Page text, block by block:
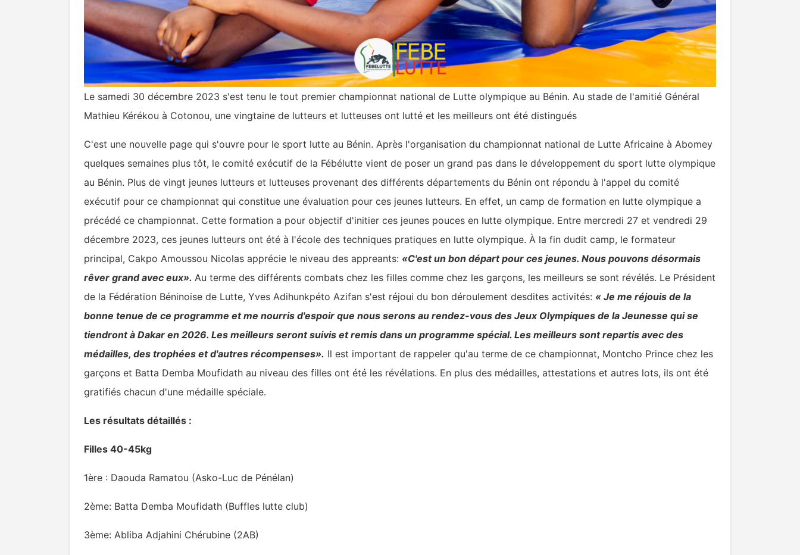
Le samedi 30 décembre 2023 s'est tenu le tout premier championnat national de Lutte olympique au Bénin. Au stade de l'amitié Général
Mathieu Kérékou à Cotonou, une vingtaine de lutteurs et lutteuses ont lutté et les meilleurs ont été distingués
C'est une nouvelle page qui s'ouvre pour le sport lutte au Bénin. Après l'organisation du championnat national de Lutte Africaine à Abomey
quelques semaines plus tôt, le comité exécutif de la Fébélutte vient de poser un grand pas dans le développement du sport lutte olympique
au Bénin. Plus de vingt jeunes lutteurs et lutteuses provenant des différents départements du Bénin ont répondu à l'appel du comité
exécutif pour ce championnat qui constitue une évaluation pour ces jeunes lutteurs. En effet, un camp de formation en lutte olympique a
précédé ce championnat. Cette formation a pour objectif d'initier ces jeunes pouces en lutte olympique. Entre mercredi 27 et vendredi 29
décembre 2023, ces jeunes lutteurs ont été à l'école des techniques pratiques en lutte olympique. À la fin dudit camp, le formateur
principal, Cakpo Amoussou Nicolas apprécie le niveau des appreants: «C'est un bon départ pour ces jeunes. Nous pouvons désormais
rêver grand avec eux». Au terme des différents combats chez les filles comme chez les garçons, les meilleurs se sont révélés. Le Président
de la Fédération Béninoise de Lutte, Yves Adihunkpéto Azifan s'est réjoui du bon déroulement desdites activités: « Je me réjouis de la
bonne tenue de ce programme et me nourris d'espoir que nous serons au rendez-vous des Jeux Olympiques de la Jeunesse qui se
tiendront à Dakar en 2026. Les meilleurs seront suivis et remis dans un programme spécial. Les meilleurs sont repartis avec des
médailles, des trophées et d'autres récompenses». Il est important de rappeler qu'au terme de ce championnat, Montcho Prince chez les
garçons et Batta Demba Moufidath au niveau des filles ont été les révélations. En plus des médailles, attestations et autres lots, ils ont été
gratifiés chacun d'une médaille spéciale.
Les résultats détaillés :
Filles 40-45kg
1ère : Daouda Ramatou (Asko-Luc de Pénélan)
2ème: Batta Demba Moufidath (Buffles lutte club)
3ème: Abliba Adjahini Chérubine (2AB)